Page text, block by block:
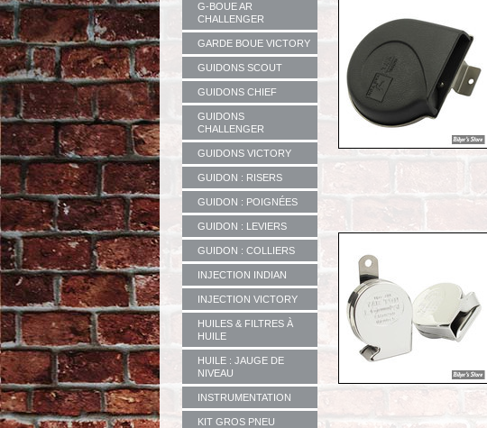
G-BOUE AR
CHALLENGER
GARDE BOUE VICTORY
GUIDONS SCOUT
GUIDONS CHIEF
GUIDONS
CHALLENGER
GUIDONS VICTORY
GUIDON : RISERS
GUIDON : POIGNÉES
GUIDON : LEVIERS
GUIDON : COLLIERS
INJECTION INDIAN
INJECTION VICTORY
HUILES & FILTRES À
HUILE
HUILE : JAUGE DE
NIVEAU
INSTRUMENTATION
KIT GROS PNEU